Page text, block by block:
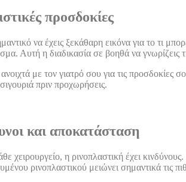
προσδοκίες
να έχεις ξεκάθαρη εικόνα για το τι
Αυτή η διαδικασία σε βοηθά να γνωρίζεις
με τον γιατρό σου για τις προσδοκίες
πριν προχωρήσεις.
και αποκατάσταση
χειρουργείο, η ρινοπλαστική έχει
ρινοπλαστικού μειώνει σημαντικά τις